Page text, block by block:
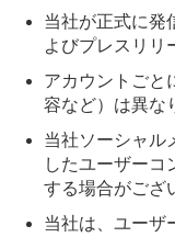
当社が正式に発
よびプレスリリ
アカウントごと
容など）は異な
当社ソーシャル
したユーザーコ
する場合がござ
当社は、ユーザ